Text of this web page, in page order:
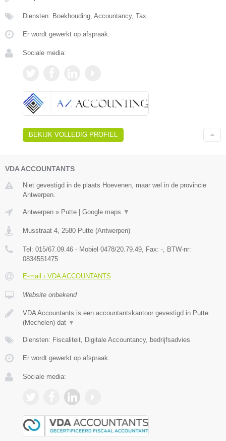
Diensten: Boekhouding, Accountancy, Tax
Er wordt gewerkt op afspraak.
Sociale media:
BEKIJK VOLLEDIG PROFIEL
VDA ACCOUNTANTS
Niet gevestigd in de plaats Hoevenen, maar wel in de provincie
Antwerpen.
Antwerpen » Putte Google maps ▼
Musstraat 4, 2580 Putte (Antwerpen)
Tel: 015/67.09.46 - Mobiel 0478/20.79.49, Fax: -, BTW-nr:
0834551475
E-mail › VDA ACCOUNTANTS
Website onbekend
VDA Accountants is een accountantskantoor gevestigd in Putte
(Mechelen) dat ▼
Diensten: Fiscaliteit, Digitale Accountancy, bedrijfsadvies
Er wordt gewerkt op afspraak.
Sociale media: